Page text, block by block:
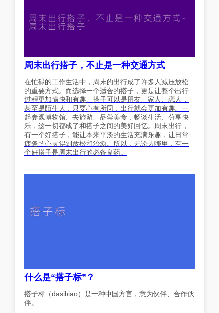
周末出行搭子，不止是一种交通方式
在忙碌的工作生活中，周末的出行成了许多人减压放松
的重要方式。而选择一个适合的搭子，更是让整个出行
过程更加愉快和有趣。搭子可以是朋友、家人、恋人，
甚至是陌生人，只要心有所同，出行就会更加有趣。一
起参观博物馆、去旅游、品尝美食，畅谈生活、分享快
乐，这一切都成了和搭子之间的美好回忆。周末出行，
有一个好搭子，能让本来平淡的生活充满乐趣，让日常
疲惫的心灵得到放松和治愈。所以，无论去哪里，有一
个好搭子是周末出行的必备良药。
什么是“搭子标”？
搭子标（dasibiao）是一种中国方言，意为伙伴、合作伙
伴。